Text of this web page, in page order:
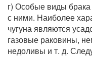
г) Особые виды
с ними. Наиболее
чугуна являются
газовые раковины,
недоливы и т. д.